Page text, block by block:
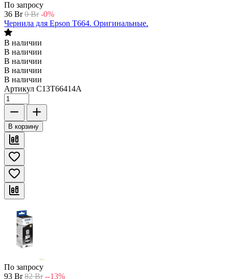
По запросу
36 Br 0 Br -0%
Чернила для Epson T664. Оригинальные.
В наличии
В наличии
В наличии
В наличии
В наличии
Артикул C13T66414A
В корзину
По запросу
93 Br 82 Br --13%